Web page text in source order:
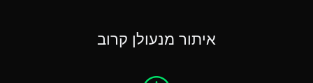
איתור מנעולן קרוב